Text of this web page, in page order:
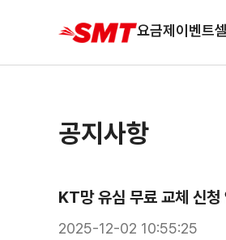
요금제이벤트
공지사항
KT망 유심 무료 교체 신청
2025-12-02 10:55:25